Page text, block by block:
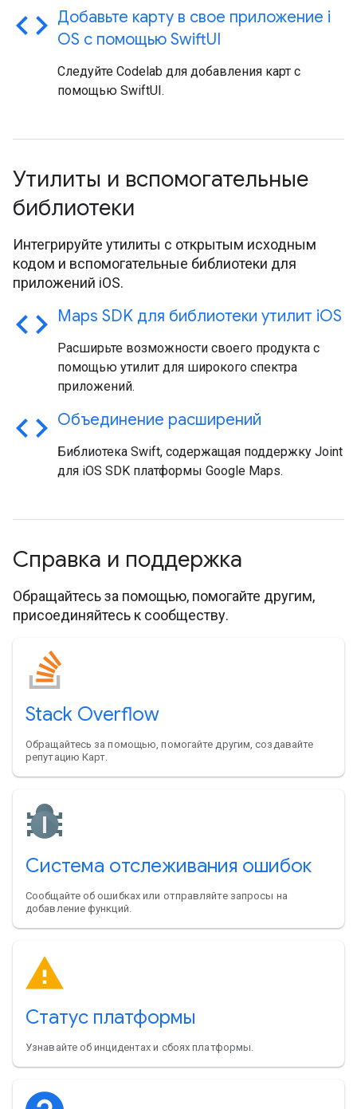
code Добавьте карту в свое приложение i
OS с помощью SwiftUI
Следуйте Codelab для добавления карт с
помощью SwiftUI.
Утилиты и вспомогательные
библиотеки
Интегрируйте утилиты с открытым исходным
кодом и вспомогательные библиотеки для
приложений iOS.
code Maps SDK для библиотеки утилит iOS
Расширьте возможности своего продукта с
помощью утилит для широкого спектра
приложений.
code Объединение расширений
Библиотека Swift, содержащая поддержку Joint
для iOS SDK платформы Google Maps.
Справка и поддержка
Обращайтесь за помощью, помогайте другим,
присоединяйтесь к сообществу.
Stack Overflow
Обращайтесь за помощью, помогайте другим, создавайте
репутацию Карт.
Система отслеживания ошибок
Сообщайте об ошибках или отправляйте запросы на
добавление функций.
Статус платформы
Узнавайте об инцидентах и сбоях платформы.